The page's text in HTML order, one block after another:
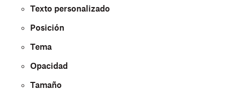
Texto personalizado
Posición
Tema
Opacidad
Tamaño